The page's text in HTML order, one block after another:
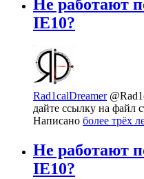
Не работают
IE10?
Rad1calDreamer
дайте ссылку на файл
Написано более трёх
Не работают
IE10?